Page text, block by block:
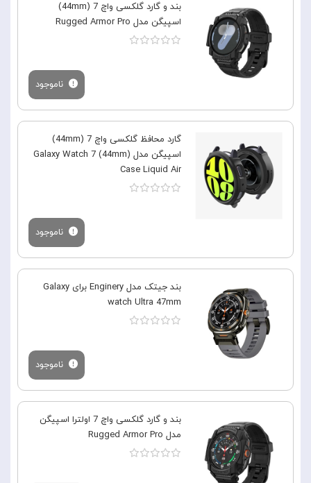
بند و گارد گلکسی واچ 7 (44mm)
اسپیگن مدل Rugged Armor Pro
ناموجود
گارد محافظ گلکسی واچ 7 (44mm)
اسپیگن مدل Galaxy Watch 7 (44mm)
Case Liquid Air
ناموجود
بند جیتک مدل Enginery برای Galaxy
watch Ultra 47mm
ناموجود
بند و گارد گلکسی واچ 7 اولترا اسپیگن
مدل Rugged Armor Pro